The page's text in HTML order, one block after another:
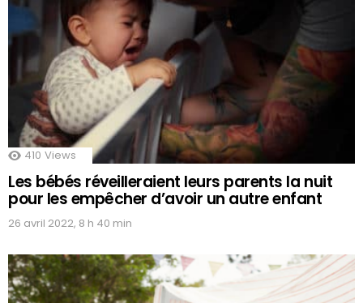
410 Views
Les bébés réveilleraient leurs parents la nuit
pour les empêcher d’avoir un autre enfant
26 avril 2022, 8 h 40 min